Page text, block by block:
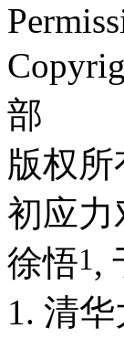
部
版权所
初应力
徐悟1,
1. 清